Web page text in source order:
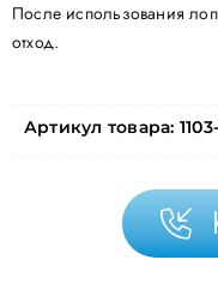
После использования
отход.
Артикул товара: